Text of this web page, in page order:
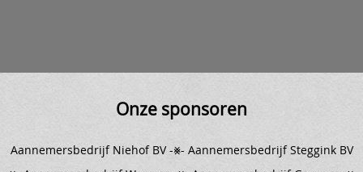
Onze sponsoren
Aannemersbedrijf Niehof BV -⨳- Aannemersbedrijf Steggink BV